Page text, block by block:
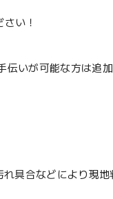
い！
いが可能な方は追
具合などにより現地